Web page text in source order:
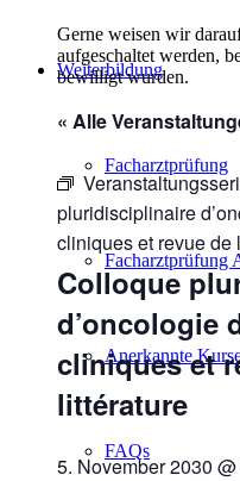
Weiterbildung
Facharztprüfung
Facharztprüfung
Anerkannte
FAQs
Gerne weisen wir
aufgeschaltet werden,
bewilligt wurden.
« Alle
pluridisciplinaire
cliniques et revue de
Colloque
d’oncologie
cliniques et
littérature
5. November 2030